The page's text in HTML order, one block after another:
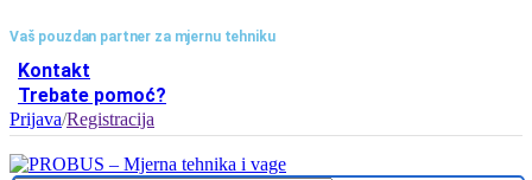
Vaš pouzdan partner za mjernu tehniku
Kontakt
Trebate pomoć?
Prijava/Registracija